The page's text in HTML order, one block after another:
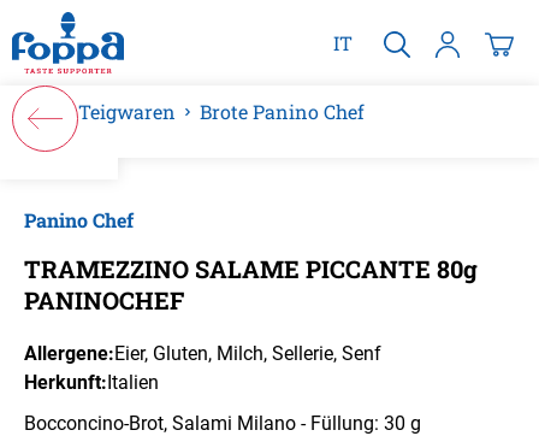
springen
IT
Teigwaren Brote Panino Chef
Panino Chef
TRAMEZZINO SALAME PICCANTE 80g
PANINOCHEF
Allergene:Eier, Gluten, Milch, Sellerie, Senf
Herkunft:Italien
Bocconcino-Brot, Salami Milano - Füllung: 30 g